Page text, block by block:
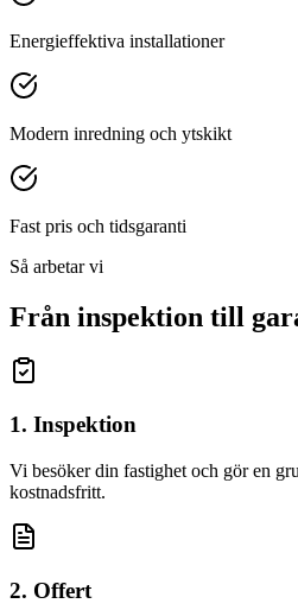
Energieffektiva installationer
Modern inredning och ytskikt
Fast pris och tidsgaranti
Så arbetar vi
Från inspektion till
1. Inspektion
Vi besöker din fastighet och gör en
kostnadsfritt.
2. Offert